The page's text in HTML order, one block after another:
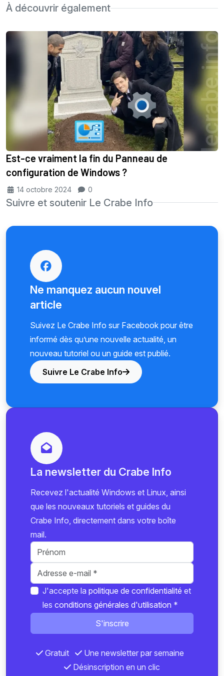
À découvrir également
Est-ce vraiment la fin du Panneau de
configuration de Windows ?
14 octobre 2024 0
Suivre et soutenir Le Crabe Info
Ne manquez aucun nouvel
article
Suivez Le Crabe Info sur Facebook pour être
informé dès qu’une nouvelle actualité, un
nouveau tutoriel ou un guide est publié.
Suivre Le Crabe Info
La newsletter du Crabe Info
Recevez l'actualité Windows et Linux, ainsi
que les nouveaux tutoriels et guides du
Crabe Info, directement dans votre boîte
mail.
J'accepte la politique de confidentialité et
les conditions générales d'utilisation *
S'inscrire
Gratuit
Une newsletter par semaine
Désinscription en un clic